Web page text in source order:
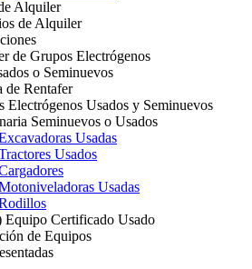
Alquiler
de Alquiler
de Grupos Electrógenos
o Seminuevos
de Rentafer
Electrógenos Usados y Seminuevos
Seminuevos o Usados
Usadas
Usados
Usadas
Equipo Certificado Usado
de Equipos